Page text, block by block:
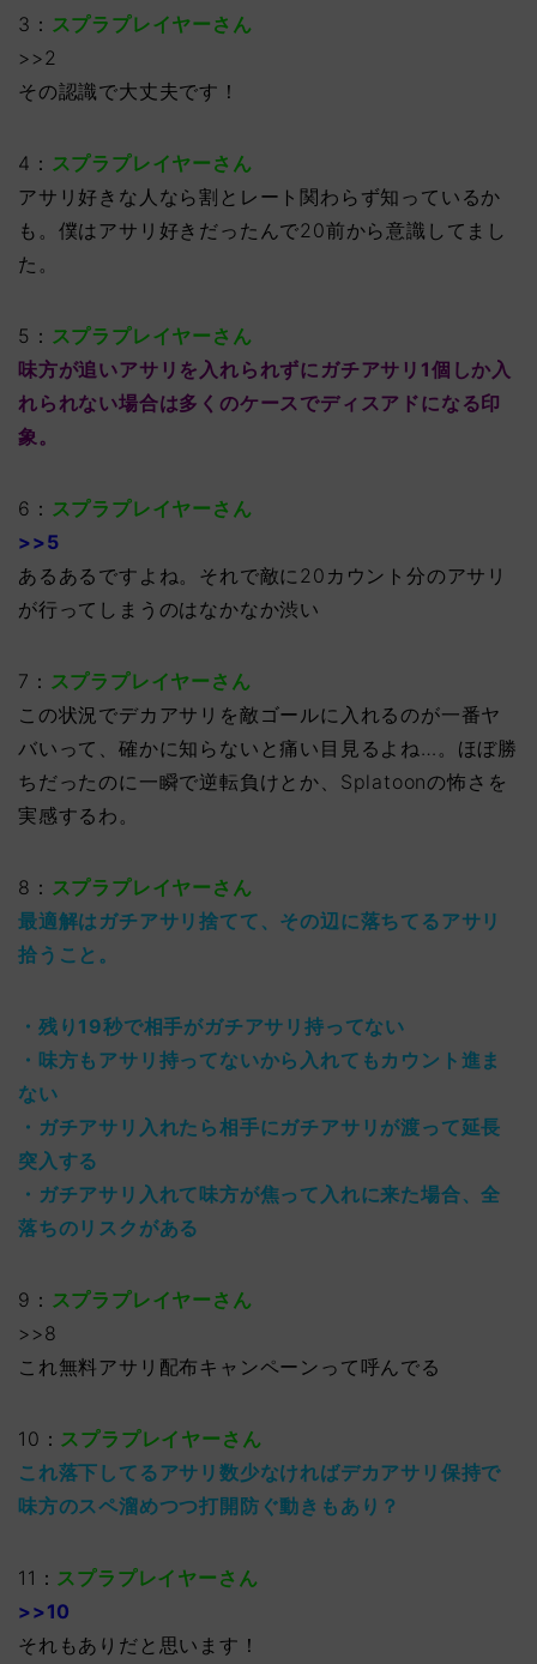
3： スプラプレイヤーさん
>>2
その認識で大丈夫です！
4： スプラプレイヤーさん
アサリ好きな人なら割とレート関わらず知っているか
も。僕はアサリ好きだったんで20前から意識してまし
た。
5： スプラプレイヤーさん
味方が追いアサリを入れられずにガチアサリ1個しか入
れられない場合は多くのケースでディスアドになる印
象。
6： スプラプレイヤーさん
>>5
あるあるですよね。それで敵に20カウント分のアサリ
が行ってしまうのはなかなか渋い
7： スプラプレイヤーさん
この状況でデカアサリを敵ゴールに入れるのが一番ヤ
バいって、確かに知らないと痛い目見るよね…。ほぼ勝
ちだったのに一瞬で逆転負けとか、Splatoonの怖さを
実感するわ。
8： スプラプレイヤーさん
最適解はガチアサリ捨てて、その辺に落ちてるアサリ
拾うこと。
・残り19秒で相手がガチアサリ持ってない
・味方もアサリ持ってないから入れてもカウント進ま
ない
・ガチアサリ入れたら相手にガチアサリが渡って延長
突入する
・ガチアサリ入れて味方が焦って入れに来た場合、全
落ちのリスクがある
9： スプラプレイヤーさん
>>8
これ無料アサリ配布キャンペーンって呼んでる
10： スプラプレイヤーさん
これ落下してるアサリ数少なければデカアサリ保持で
味方のスペ溜めつつ打開防ぐ動きもあり？
11： スプラプレイヤーさん
>>10
それもありだと思います！